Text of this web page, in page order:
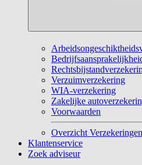
Verzuimverzekering
WIA-verzekering
Zakelijke
Voorwaarden
Overzicht Verzekeringen
Klantenservice
Zoek adviseur